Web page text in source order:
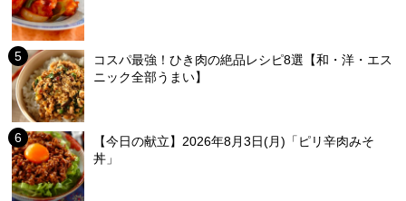
コスパ最強！ひき肉の絶品レシピ8選【和・洋・エス
ニック全部うまい】
【今日の献立】2026年8月3日(月)「ピリ辛肉みそ
丼」